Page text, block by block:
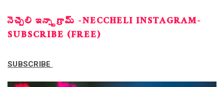
నెచ్చెలి ఇన్స్టాగ్రామ్ -NECCHELI INSTAGRAM-
SUBSCRIBE (FREE)
SUBSCRIBE